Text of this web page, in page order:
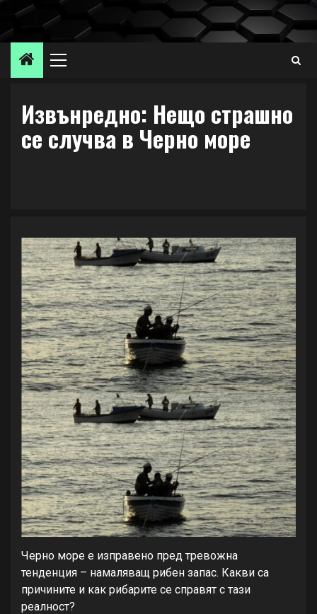
Skip
content
Primary
Извънредно: Нещо страшно
се случва в Черно море
Черно море е изправено пред тревожна
тенденция – намаляващ рибен запас. Какви са
причините и как рибарите се справят с тази
реалност?